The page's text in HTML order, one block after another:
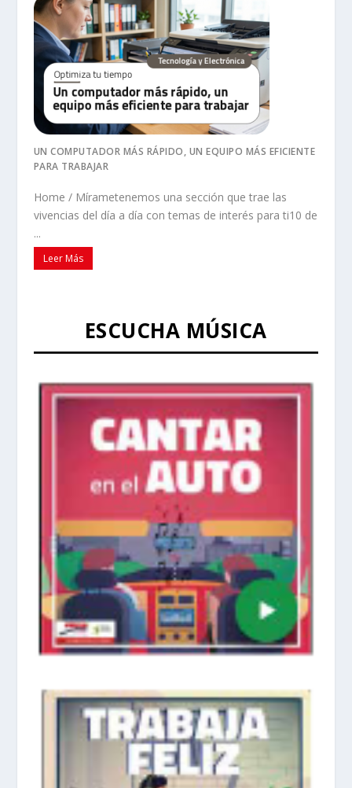
UN COMPUTADOR MÁS RÁPIDO, UN EQUIPO MÁS EFICIENTE
PARA TRABAJAR
Home / Mírametenemos una sección que trae las
vivencias del día a día con temas de interés para ti10 de
...
Leer Más
ESCUCHA MÚSICA